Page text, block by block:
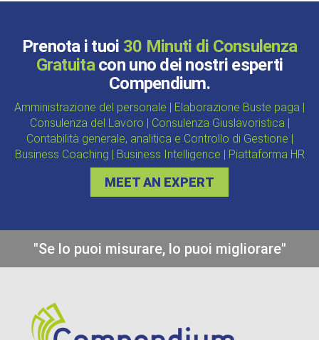
Prenota i tuoi 30 Minuti di Consulenza
Gratuitacon uno dei nostri esperti
Compendium.
Amministrazione del personale | Elaborazione Buste paga |
Consulenza del Lavoro | Consulenza Giuslavoristica |
Contabilità generale, analitica e Controllo di Gestione |
Business Coaching | Business Intelligence | Piattaforma HR
MEET AN EXPERT
"Se lo puoi misurare, lo puoi migliorare"